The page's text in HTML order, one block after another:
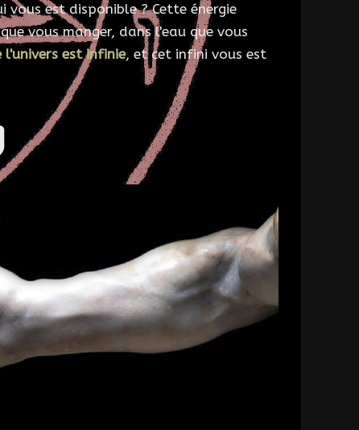
est disponible ? Cette énergie
vous manger, dans l'eau que vous
l'univers est infinie, et cet infini vous est